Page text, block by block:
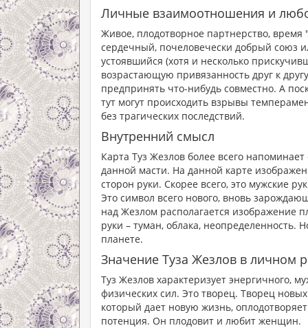
Личные взаимоотношения и
Живое, плодотворное партнерство, время
сердечный, почеловечески добрый союз
устоявшийся (хотя и несколько
возрастающую привязанность друг к
предпринять что-нибудь совместно. А
тут могут происходить взрывы
без трагических последствий.
Внутренний смысл
Карта Туз Жезлов более всего
данной масти. На данной карте
сторон руки. Скорее всего, это мужские
Это символ всего нового, вновь
над Жезлом располагается изображение
руки – туман, облака, неопределенность.
планете.
Значение Туза Жезлов в личном
Туз Жезлов характеризует энергичного,
физических сил. Это творец. Творец
который дает новую жизнь,
потенция. Он плодовит и любит женщин.